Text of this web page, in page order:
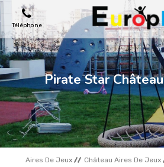
Téléphone
AIRES DE JEUX
MAISONS EN BOIS
MOBILIERS URBAINS
SKATEPARKS
Pirate Star Château
Aires De Jeux Château Aires De Jeux